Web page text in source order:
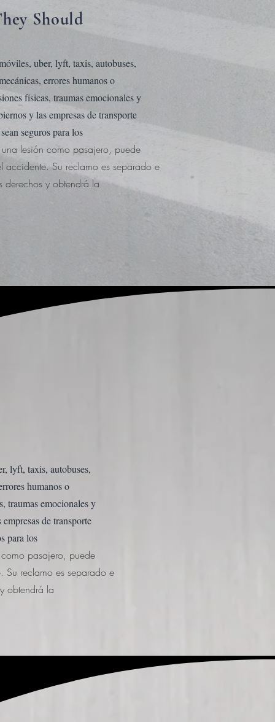
Should
uber, lyft, taxis, autobuses,
errores humanos o
físicas, traumas emocionales y
y las empresas de transporte
seguros para los
lesión como pasajero, puede
Su reclamo es separado e
derechos y obtendrá la
lyft, taxis, autobuses,
humanos o
traumas emocionales y
de transporte
para los
pasajero, puede
Su reclamo es separado e
obtendrá la